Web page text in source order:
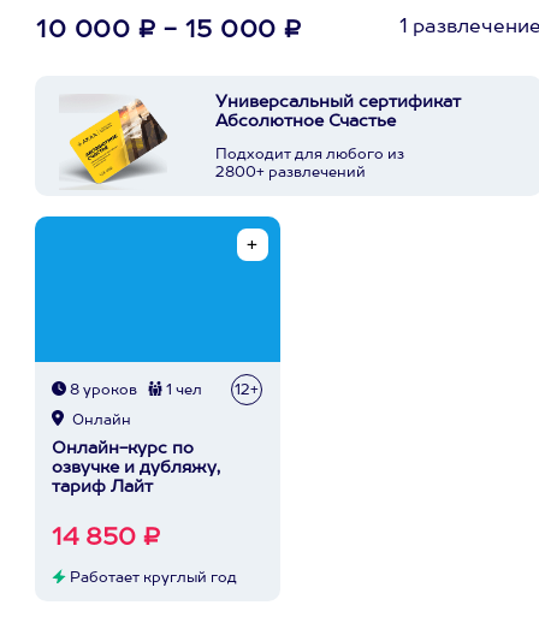
10 000 ₽ - 15 000 ₽ 1
Универсальный сертификат
Абсолютное Счастье
Подходит для любого из
2800+ развлечений
8 уроков 1 чел 12+
Онлайн
Онлайн-курс по
озвучке и дубляжу,
тариф Лайт
14 850 ₽
Работает круглый год